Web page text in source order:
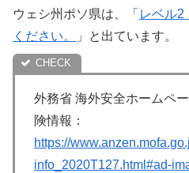
ウェシ州ポソ県は、「 レベル2
ください。
」と出ています。
外務省 海外安全ホームペ
険情報：
https://
info_2020T127.html#ad-